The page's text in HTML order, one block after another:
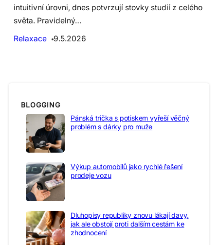
intuitivní úrovni, dnes potvrzují stovky studií z celého
světa. Pravidelný…
Relaxace
9.5.2026
BLOGGING
Pánská trička s potiskem vyřeší věčný
problém s dárky pro muže
Výkup automobilů jako rychlé řešení
prodeje vozu
Dluhopisy republiky znovu lákají davy,
jak ale obstojí proti dalším cestám ke
zhodnocení